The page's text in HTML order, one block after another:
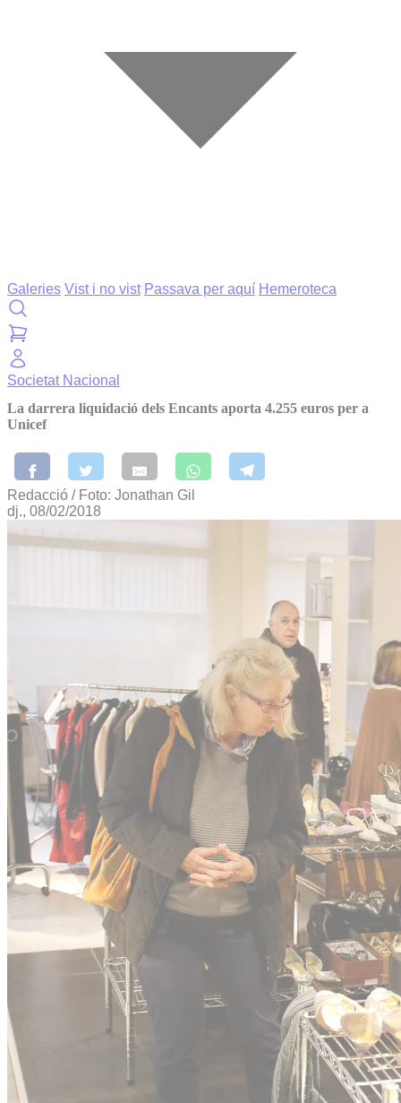
Galeries Vist i no vist Passava per aquí Hemeroteca
Societat Nacional
La darrera liquidació dels Encants aporta 4.255 euros per a
Unicef
Redacció / Foto: Jonathan Gil
dj., 08/02/2018